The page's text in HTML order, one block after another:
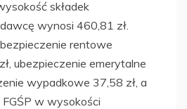
składek
wynosi 460,81 zł.
rentowe
ubezpieczenie emerytalne
wypadkowe 37,58 zł, a
FGŚP w wysokości